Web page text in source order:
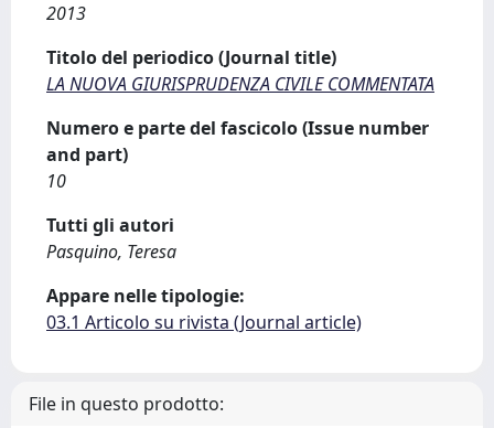
2013
Titolo del periodico (Journal title)
LA NUOVA GIURISPRUDENZA CIVILE COMMENTATA
Numero e parte del fascicolo (Issue number
and part)
10
Tutti gli autori
Pasquino, Teresa
Appare nelle tipologie:
03.1 Articolo su rivista (Journal article)
File in questo prodotto: